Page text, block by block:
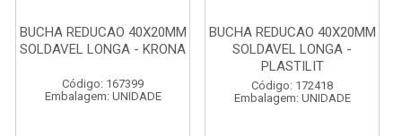
BUCHA REDUCAO 40X20MM
SOLDAVEL LONGA - KRONA
Código: 167399
Embalagem: UNIDADE
BUCHA REDUCAO 40X20MM
SOLDAVEL LONGA -
PLASTILIT
Código: 172418
Embalagem: UNIDADE